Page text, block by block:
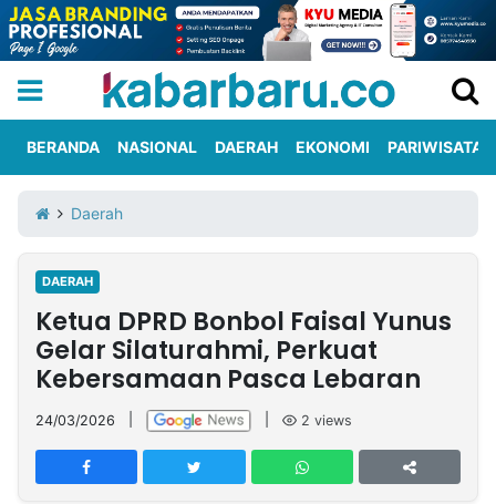
Iklan
Berita
Kami
Nasional
International
Olahraga
Entertainment
Daerah
Pariwisata
Kuliner
Kolom
Network
PT
TREETAN
BERANDA NASIONAL DAERAH EKONOMI PARIWISATA
Daerah
DAERAH
Ketua DPRD Bonbol Faisal Yunus
Gelar Silaturahmi, Perkuat
Kebersamaan Pasca Lebaran
24/03/2026 2 views